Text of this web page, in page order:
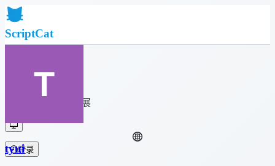
ScriptCat
社区
浏览器扩展
登录
tyui